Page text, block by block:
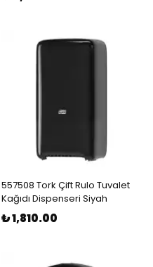
557508 Tork Çift Rulo Tuvalet
Kağıdı Dispenseri Siyah
₺ 1,810.00